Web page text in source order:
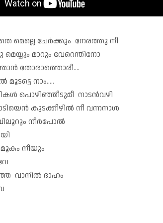
മെല്ലെ ചേർക്കും നേരത്തു നീ
മാറും വേറെന്തിനോ
തോരാത്തൊരീ....
മൂടട്ടെ നാം.....
പൊഴിഞ്ഞീടുമീ നാടൻവഴി
കുടക്കീഴിൽ നീ വന്നനാൾ
നീർപോൽ
മൂകം നീയും
വാനിൽ ദാഹം